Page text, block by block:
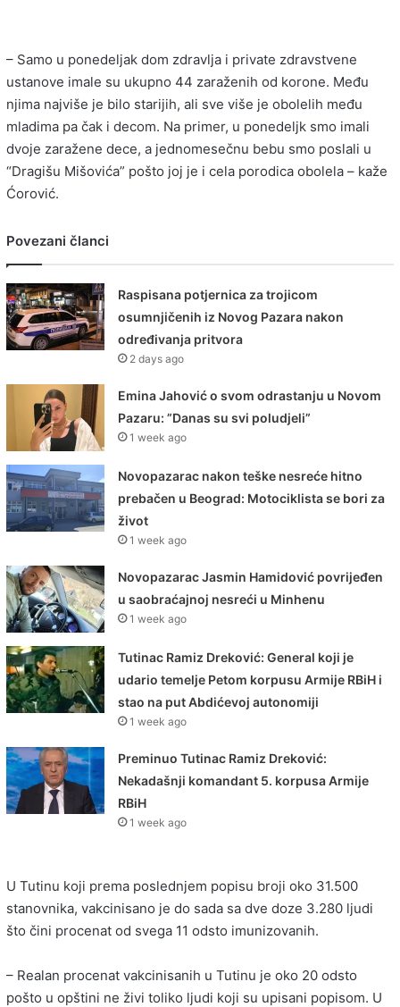
– Samo u ponedeljak dom zdravlja i private zdravstvene
ustanove imale su ukupno 44 zaraženih od korone. Među
njima najviše je bilo starijih, ali sve više je obolelih među
mladima pa čak i decom. Na primer, u ponedeljk smo imali
dvoje zaražene dece, a jednomesečnu bebu smo poslali u
“Dragišu Mišovića” pošto joj je i cela porodica obolela – kaže
Ćorović.
Povezani članci
Raspisana potjernica za trojicom
osumnjičenih iz Novog Pazara nakon
određivanja pritvora
2 days ago
Emina Jahović o svom odrastanju u Novom
Pazaru: ”Danas su svi poludjeli”
1 week ago
Novopazarac nakon teške nesreće hitno
prebačen u Beograd: Motociklista se bori za
život
1 week ago
Novopazarac Jasmin Hamidović povrijeđen
u saobraćajnoj nesreći u Minhenu
1 week ago
Tutinac Ramiz Dreković: General koji je
udario temelje Petom korpusu Armije RBiH i
stao na put Abdićevoj autonomiji
1 week ago
Preminuo Tutinac Ramiz Dreković:
Nekadašnji komandant 5. korpusa Armije
RBiH
1 week ago
U Tutinu koji prema poslednjem popisu broji oko 31.500
stanovnika, vakcinisano je do sada sa dve doze 3.280 ljudi
što čini procenat od svega 11 odsto imunizovanih.
– Realan procenat vakcinisanih u Tutinu je oko 20 odsto
pošto u opštini ne živi toliko ljudi koji su upisani popisom. U